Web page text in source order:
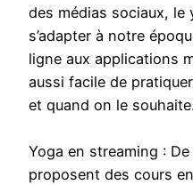
des médias sociaux, le
s’adapter à notre
ligne aux applications
aussi facile de
et quand on le
Yoga en streaming :
proposent des cours